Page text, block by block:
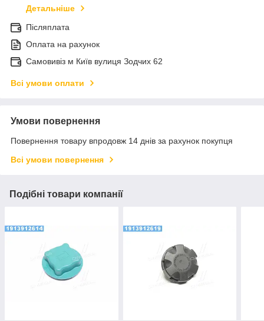
Детальніше
Післяплата
Оплата на рахунок
Самовивіз м Київ вулиця Зодчих 62
Всі умови оплати
Умови повернення
Повернення товару впродовж 14 днів за рахунок покупця
Всі умови повернення
Подібні товари компанії